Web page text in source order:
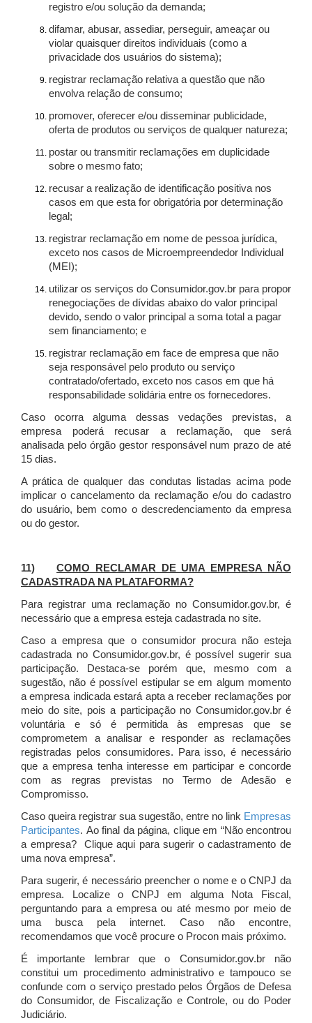
registro e/ou solução da demanda;
difamar, abusar, assediar, perseguir, ameaçar ou
violar quaisquer direitos individuais (como a
privacidade dos usuários do sistema);
registrar reclamação relativa a questão que não
envolva relação de consumo;
promover, oferecer e/ou disseminar publicidade,
oferta de produtos ou serviços de qualquer natureza;
postar ou transmitir reclamações em duplicidade
sobre o mesmo fato;
recusar a realização de identificação positiva nos
casos em que esta for obrigatória por determinação
legal;
registrar reclamação em nome de pessoa jurídica,
exceto nos casos de Microempreendedor Individual
(MEI);
utilizar os serviços do Consumidor.gov.br para propor
renegociações de dívidas abaixo do valor principal
devido, sendo o valor principal a soma total a pagar
sem financiamento; e
registrar reclamação em face de empresa que não
seja responsável pelo produto ou serviço
contratado/ofertado, exceto nos casos em que há
responsabilidade solidária entre os fornecedores.
Caso ocorra alguma dessas vedações previstas, a
empresa poderá recusar a reclamação, que será
analisada pelo órgão gestor responsável num prazo de até
15 dias.
A prática de qualquer das condutas listadas acima pode
implicar o cancelamento da reclamação e/ou do cadastro
do usuário, bem como o descredenciamento da empresa
ou do gestor.
11)COMO RECLAMAR DE UMA EMPRESA NÃO
CADASTRADA NA PLATAFORMA?
Para registrar uma reclamação no Consumidor.gov.br, é
necessário que a empresa esteja cadastrada no site.
Caso a empresa que o consumidor procura não esteja
cadastrada no Consumidor.gov.br, é possível sugerir sua
participação. Destaca-se porém que, mesmo com a
sugestão, não é possível estipular se em algum momento
a empresa indicada estará apta a receber reclamações por
meio do site, pois a participação no Consumidor.gov.br é
voluntária e só é permitida às empresas que se
comprometem a analisar e responder as reclamações
registradas pelos consumidores. Para isso, é necessário
que a empresa tenha interesse em participar e concorde
com as regras previstas no Termo de Adesão e
Compromisso.
Caso queira registrar sua sugestão, entre no link Empresas
Participantes. Ao final da página, clique em “Não encontrou
a empresa? Clique aqui para sugerir o cadastramento de
uma nova empresa”.
Para sugerir, é necessário preencher o nome e o CNPJ da
empresa. Localize o CNPJ em alguma Nota Fiscal,
perguntando para a empresa ou até mesmo por meio de
uma busca pela internet. Caso não encontre,
recomendamos que você procure o Procon mais próximo.
É importante lembrar que o Consumidor.gov.br não
constitui um procedimento administrativo e tampouco se
confunde com o serviço prestado pelos Órgãos de Defesa
do Consumidor, de Fiscalização e Controle, ou do Poder
Judiciário.